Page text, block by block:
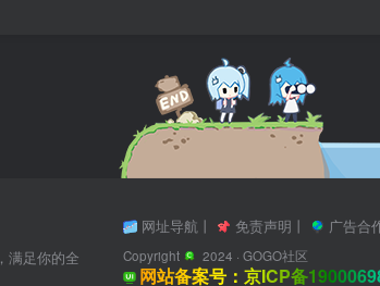
网址导航 丨 免责声明 丨 广告合
Copyright 2024 · GOGO社区
网站备案号：京ICP备